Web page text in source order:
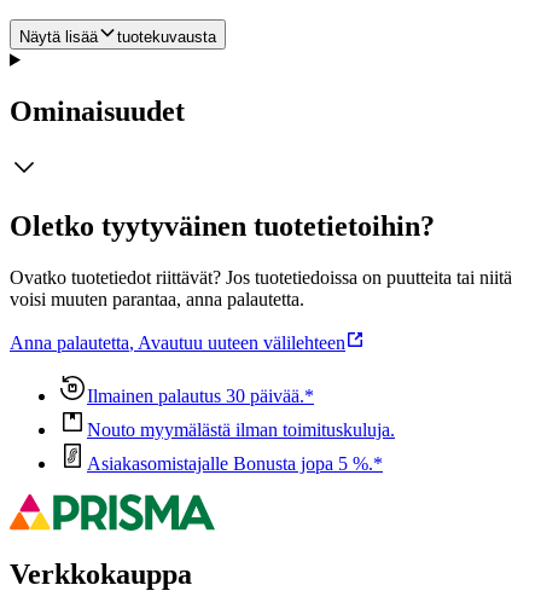
Näytä lisää tuotekuvausta
Ominaisuudet
Oletko tyytyväinen tuotetietoihin?
Ovatko tuotetiedot riittävät? Jos tuotetiedoissa on puutteita tai niitä
voisi muuten parantaa, anna palautetta.
Anna palautetta, Avautuu uuteen välilehteen
Ilmainen palautus 30 päivää.*
Nouto myymälästä ilman toimituskuluja.
Asiakasomistajalle Bonusta jopa 5 %.*
Verkkokauppa